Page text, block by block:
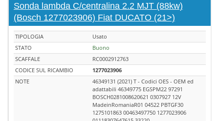
Sonda lambda C/centralina 2.2 MJT (88kw)
(Bosch 1277023906) Fiat DUCATO (21>)
TIPOLOGIA
Usato
STATO
Buono
SCAFFALE
RC0002912763
CODICE SUL RICAMBIO
1277023906
NOTE
46349131 (2021) T - Codici OES - OEM ed
adattabili 46349775 EGSPM22 97291
BOSCH0281008620621 0307927 12V
MadeinRomaniaR01 04522 PBTGF30
1275101863 00463497750 1277023906